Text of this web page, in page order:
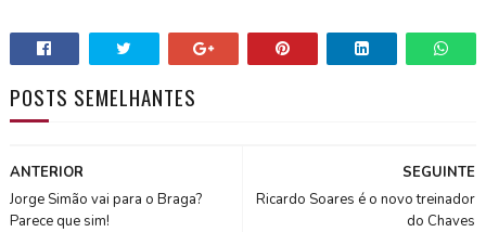
POSTS SEMELHANTES
SEGUINTE
Ricardo Soares é o novo treinador
do Chaves
ANTERIOR
Jorge Simão vai para o Braga?
Parece que sim!